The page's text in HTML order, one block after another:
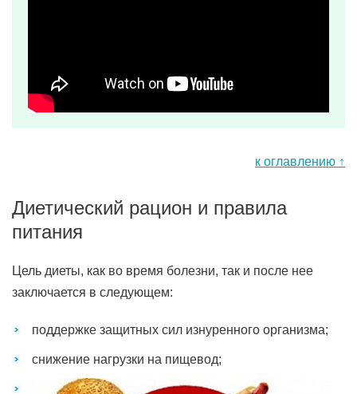
к оглавлению ↑
Диетический рацион и правила
питания
Цель диеты, как во время болезни, так и после нее
заключается в следующем:
поддержке защитных сил изнуренного организма;
снижение нагрузки на пищевод;